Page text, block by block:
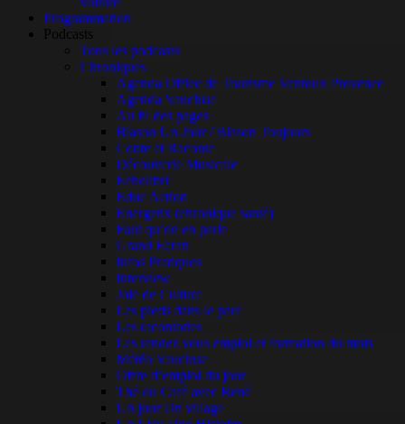
Programmation
Podcasts
Tous les podcasts
Chroniques
Agenda Office de Tourisme Ventoux Provence
Agenda Vaucluse
Au fil des pages
Blason Un Jour / Blason Toujours
Conte et Raconte
Découverte Musicale
Echolibri
Educ Action
Energetix (chronique santé)
Faut qu’on en parle
Grand Ecran
Infos Pratiques
Interview
Joie de Culture
Les pieds dans le parc
Les racontottes
Les rendez vous emploi et formation du mois
Météo Vaucluse
Offre d’emploi du jour
Thé ou Café avec René
Un jour Un village